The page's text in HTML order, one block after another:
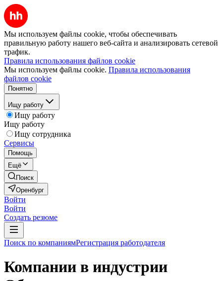
Мы используем файлы cookie, чтобы обеспечивать
правильную работу нашего веб-сайта и анализировать сетевой
трафик.
Правила использования файлов cookie
Мы используем файлы cookie. Правила использования
файлов cookie
Понятно
Ищу работу
Ищу работу
Ищу работу
Ищу сотрудника
Сервисы
Помощь
Ещё
Поиск
Оренбург
Войти
Войти
Создать резюме
Поиск по компаниямРегистрация работодателя
Компании в индустрии